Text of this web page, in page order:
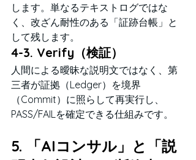
します。単なるテキストログではな
く、改ざん耐性のある「証跡台帳」と
して残します。
4-3. Verify（検証）
人間による曖昧な説明文ではなく、第
三者が証拠（Ledger）を境界
（Commit）に照らして再実行し、
PASS/FAILを確定できる仕組みです。
5. 「AIコンサル」と「説